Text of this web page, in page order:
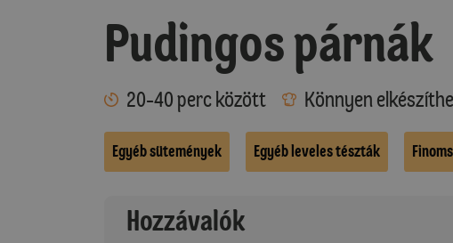
Pudingos párnák
20-40 perc között Könnyen
Egyéb sütemények Egyéb leveles tészták
Hozzávalók